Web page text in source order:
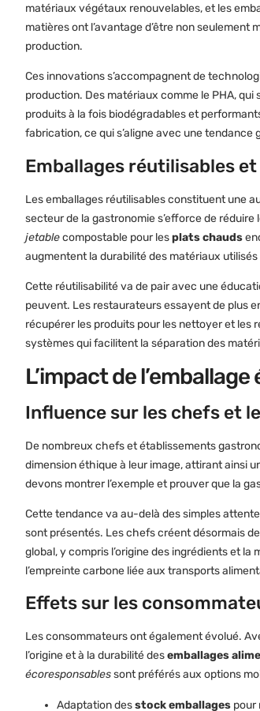
matériaux végétaux renouvelables, et les
matières ont l’avantage d’être non
production.
Ces innovations s’accompagnent de
production. Des matériaux comme le PHA, qui
produits à la fois biodégradables et
fabrication, ce qui s’aligne avec une tendance
Emballages réutilisables
Les emballages réutilisables constituent une
secteur de la gastronomie s’efforce de
jetablecompostable pour lesplats chauds
augmentent la durabilité des matériaux
Cette réutilisabilité va de pair avec une
peuvent. Les restaurateurs essayent de plus
récupérer les produits pour les nettoyer et les
systèmes qui facilitent la séparation des
L’impact de
Influence sur les chefs et
De nombreux chefs et établissements
dimension éthique à leur image, attirant ainsi
devons montrer l’exemple et prouver que la
Cette tendance va au-delà des simples
sont présentés. Les chefs créent désormais
global, y compris l’origine des ingrédients et
l’empreinte carbone liée aux transports
Effets sur les
Les consommateurs ont également évolué.
l’origine et à la durabilité desemballages
écoresponsablessont préférés aux options
Adaptation desstock emballages pour